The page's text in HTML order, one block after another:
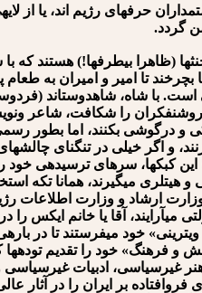
حرفه⁯ای رژیم اند، یا از
گردد.
بی⁯طرف⁯ها!) هستند که با
تا امیر و امیران به طعام
با شاه، شاه⁯دوست⁯اند (فردوست)
را شکافت، شاعر
درگوشی بکنند، اما بطور
و اگر خیلی در تنگنای
کبک⁯ها، سرهای ترسیده⁯ی خود را
و هیتلری می⁯گیرند، همانا تکه
ارشاد و وزارت اطلاعات
می⁯آرایند، آقا یا خانم ایکس
ویترینی» خود می⁯فرستند تا در
و فرهنگ» خود را تقدیم
غیرسیاسی، ادبیات غیرسیاسی و
بر ایران را در آثار